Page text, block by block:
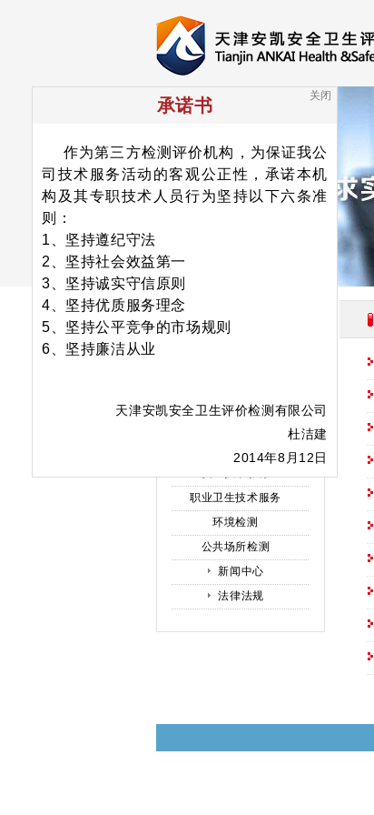
承诺书
作为第三方检测评价机构，为保证我公
司技术服务活动的客观公正性，承诺本机
构及其专职技术人员行为坚持以下六条准
则：
1、坚持遵纪守法
2、坚持社会效益第一
3、坚持诚实守信原则
4、坚持优质服务理念
5、坚持公平竞争的市场规则
6、坚持廉洁从业
天津安凯安全卫生评价检测有限公司
杜洁建
2014年8月12日
关闭
新闻搜索
栏目导航
职业卫生技术服务
环境检测
公共场所检测
新闻中心
法律法规